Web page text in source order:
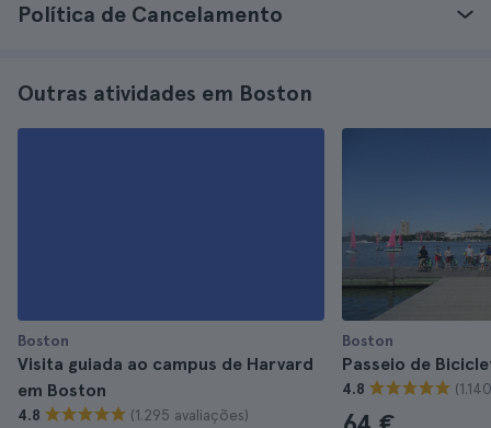
Política de Cancelamento
Outras atividades em Boston
Boston
Visita guiada ao campus de Harvard
em Boston
4.8 (1.295 avaliações)
Boston
Passeio de
4.8